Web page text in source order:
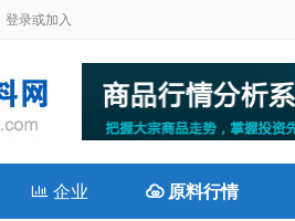
登录或加入
企业 原料行情